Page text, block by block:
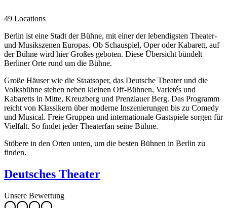
49 Locations
Berlin ist eine Stadt der Bühne, mit einer der lebendigsten Theater-
und Musikszenen Europas. Ob Schauspiel, Oper oder Kabarett, auf
der Bühne wird hier Großes geboten. Diese Übersicht bündelt
Berliner Orte rund um die Bühne.
Große Häuser wie die Staatsoper, das Deutsche Theater und die
Volksbühne stehen neben kleinen Off-Bühnen, Varietés und
Kabaretts in Mitte, Kreuzberg und Prenzlauer Berg. Das Programm
reicht von Klassikern über moderne Inszenierungen bis zu Comedy
und Musical. Freie Gruppen und internationale Gastspiele sorgen für
Vielfalt. So findet jeder Theaterfan seine Bühne.
Stöbere in den Orten unten, um die besten Bühnen in Berlin zu
finden.
Deutsches Theater
Unsere Bewertung